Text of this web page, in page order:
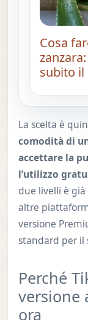
Cosa
subito
La scelta è
comodità di
accettare la
l’utilizzo
due livelli è
altre
versione
standard per il
Perché
versione
ora